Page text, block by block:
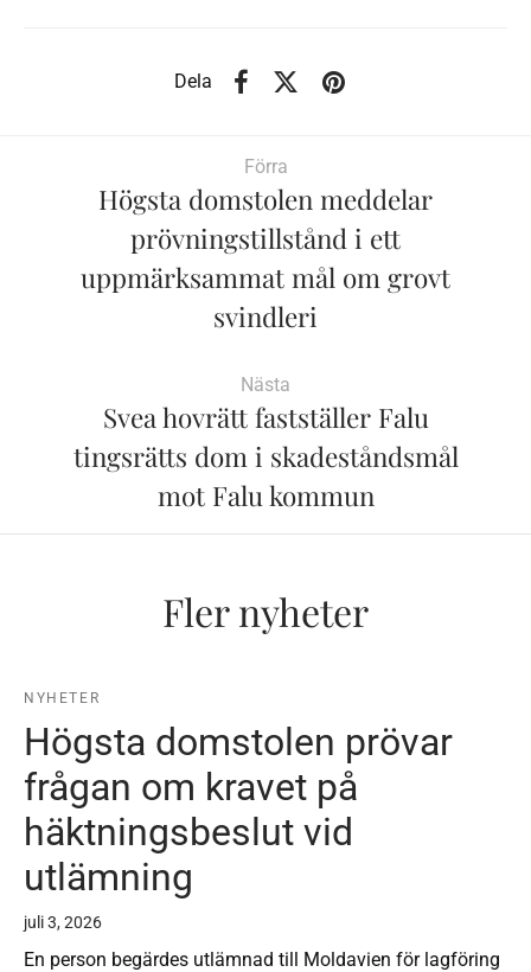
Dela
Förra
Högsta domstolen meddelar
prövningstillstånd i ett
uppmärksammat mål om grovt
svindleri
Nästa
Svea hovrätt fastställer Falu
tingsrätts dom i skadeståndsmål
mot Falu kommun
Fler nyheter
NYHETER
Högsta domstolen prövar
frågan om kravet på
häktningsbeslut vid
utlämning
juli 3, 2026
En person begärdes utlämnad till Moldavien för lagföring